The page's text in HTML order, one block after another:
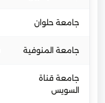
جامعة حلوان
جامعة المنوفية
جامعة قناة
السويس